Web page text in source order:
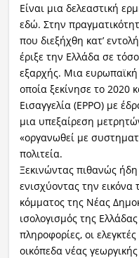
Είναι μια δελεαστική
εδώ. Στην
που διεξήχθη κατ’
έριξε την Ελλάδα σε
εξαρχής. Μια
οποία ξεκίνησε το 2020
Εισαγγελία (EPPO) με
μια υπεξαίρεση
«οργανωθεί με
πολιτεία.
Ξεκινώντας πιθανώς
ενισχύοντας την εικόνα
κόμματος της Νέας
ισολογισμός της
πληροφορίες, οι
οικόπεδα νέας